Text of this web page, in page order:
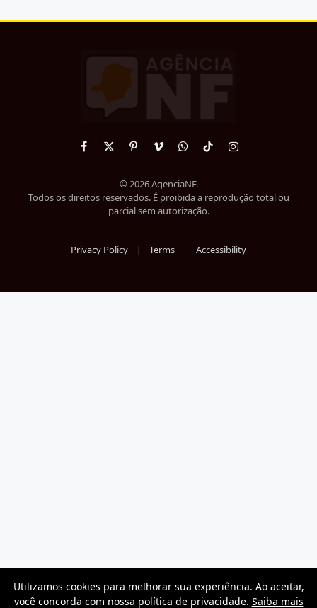
Facebook
X
PinterestVimeoWhatsApp
TikTokInstagram
© 2026 AgenciaNF.
Todos os direitos reservados. É proibida a reprodução total ou
parcial sem autorização.
Privacy Policy Terms Accessibility
Utilizamos cookies para melhorar sua experiência. Ao aceitar,
você concorda com nossa política de privacidade. Saiba mais